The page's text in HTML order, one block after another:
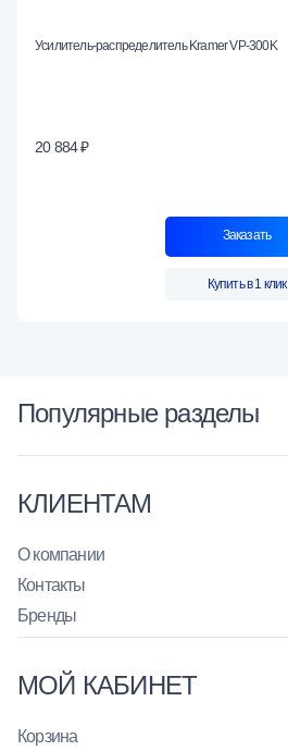
Усилитель-распределитель Kramer VP-300K
20 884 ₽
Заказать
Купить в 1 клик
Популярные разделы
КЛИЕНТАМ
О компании
Контакты
Бренды
МОЙ КАБИНЕТ
Корзина